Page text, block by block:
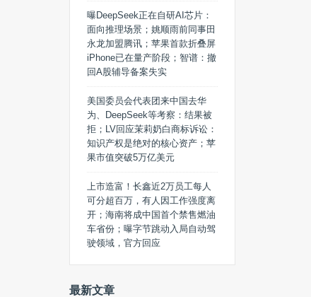
曝DeepSeek正在自研AI芯片：
面向推理场景；姚顺雨前同事田
永龙加盟腾讯；苹果首款折叠屏
iPhone已在量产阶段；智谱：撤
回A股辅导备案失实
美国委员会代表团来中国去华
为、DeepSeek等考察：结果被
拒；LV回应茉莉奶白商标诉讼：
知识产权是绝对的核心资产；苹
果市值突破5万亿美元
上市造富！长鑫近2万员工每人
可分超百万，有人因工作强度离
开；海南将成中国首个禁售燃油
车省份；曝字节跳动入局自动驾
驶领域，官方回应
最新文章